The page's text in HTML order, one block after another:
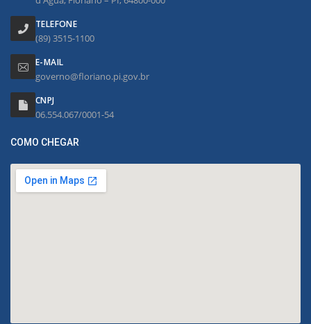
TELEFONE
(89) 3515-1100
E-MAIL
governo@floriano.pi.gov.br
CNPJ
06.554.067/0001-54
COMO CHEGAR